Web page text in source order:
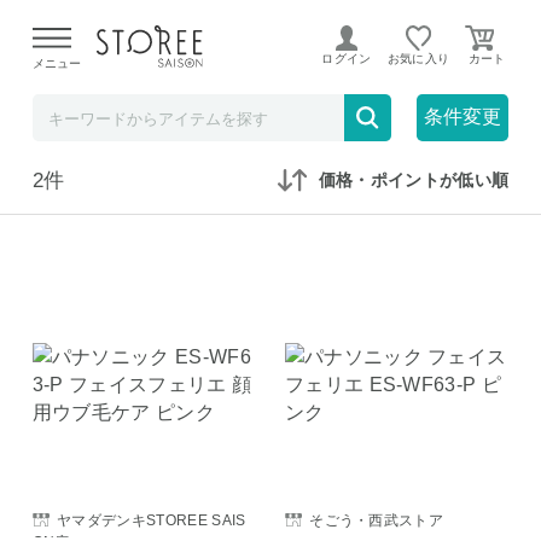
よる配送遅延が発生しております。
メニュー ログイン お気に入り
条件変更
在庫なしも表示 セール対象のみ
2件 価格・ポイントが低い順
ヤマダデンキSTOREE SAIS
そごう・西武ストア